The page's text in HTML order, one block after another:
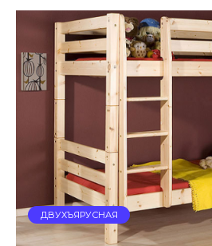
ДВУХЪЯРУСНАЯ